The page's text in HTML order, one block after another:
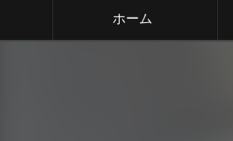
ホーム